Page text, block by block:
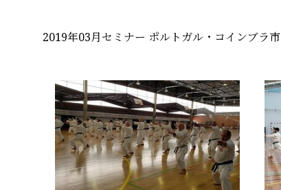
2019年03月セミナー ポルトガル・コインブラ市